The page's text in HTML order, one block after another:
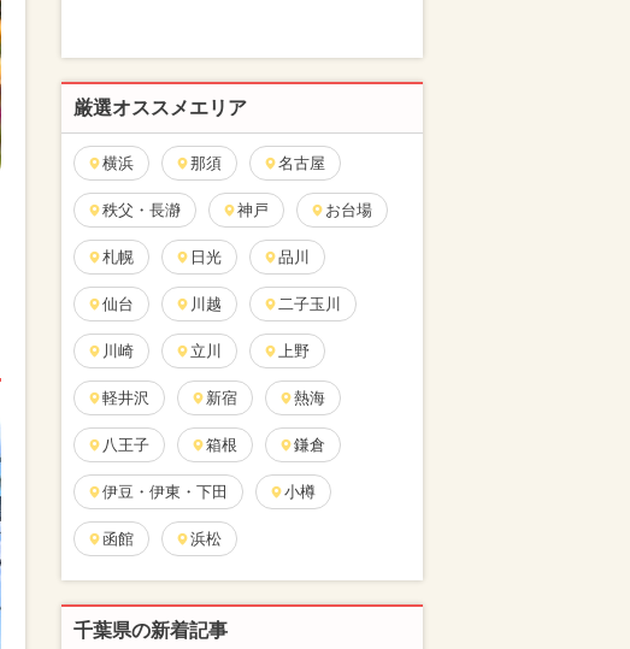
厳選オススメエリア
横浜 那須 名古屋
秩父・長瀞 神戸 お台場
札幌 日光 品川
仙台 川越 二子玉川
川崎 立川 上野
軽井沢 新宿 熱海
八王子 箱根 鎌倉
伊豆・伊東・下田 小樽
函館 浜松
千葉県の新着記事